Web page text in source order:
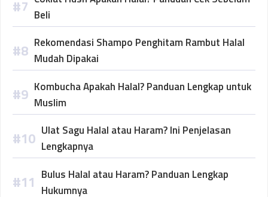
Beli
Rekomendasi Shampo Penghitam Rambut Halal
Mudah Dipakai
Kombucha Apakah Halal? Panduan Lengkap untuk
Muslim
Ulat Sagu Halal atau Haram? Ini Penjelasan
Lengkapnya
Bulus Halal atau Haram? Panduan Lengkap
Hukumnya